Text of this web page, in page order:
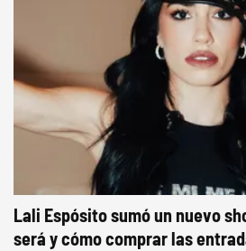
Lali Espósito sumó un nuevo
será y cómo comprar las